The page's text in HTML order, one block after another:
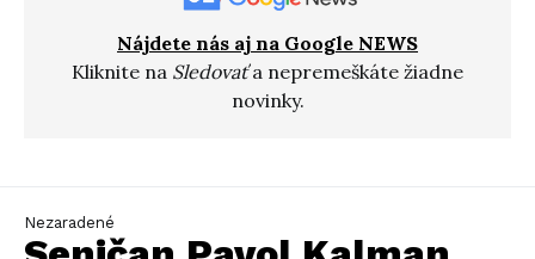
Nájdete nás aj na Google NEWS
Kliknite na Sledovaťa nepremeškáte žiadne
novinky.
Nezaradené